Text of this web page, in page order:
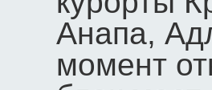
Анапа,
момент